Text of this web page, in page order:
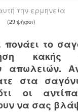
την ερμηνεία
(29 ψήφοι)
πονάει το
απωλειών.
στα
οι
να σας